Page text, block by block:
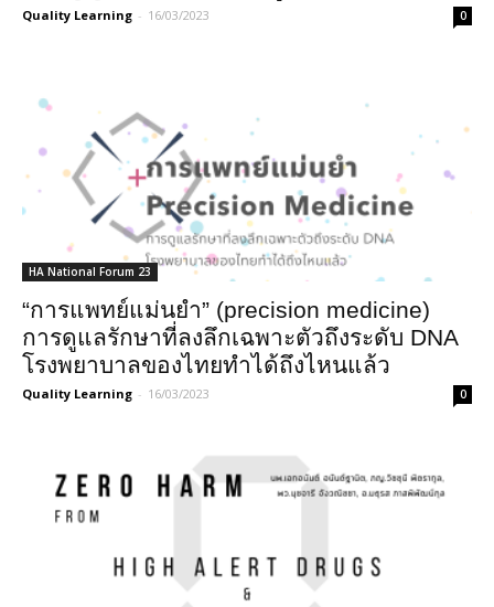
Quality Learning - 16/03/2023 0
HA National Forum 23
“การแพทย์แม่นยำ” (precision medicine)
การดูแลรักษาที่ลงลึกเฉพาะตัวถึงระดับ DNA
โรงพยาบาลของไทยทำได้ถึงไหนแล้ว
Quality Learning - 16/03/2023 0